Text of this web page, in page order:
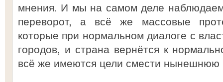
мнения. И мы на самом деле наблюдаем
переворот, а всё же массовые
которые при нормальном диалоге с
городов, и страна вернётся к
всё же имеются цели смести нынешнюю